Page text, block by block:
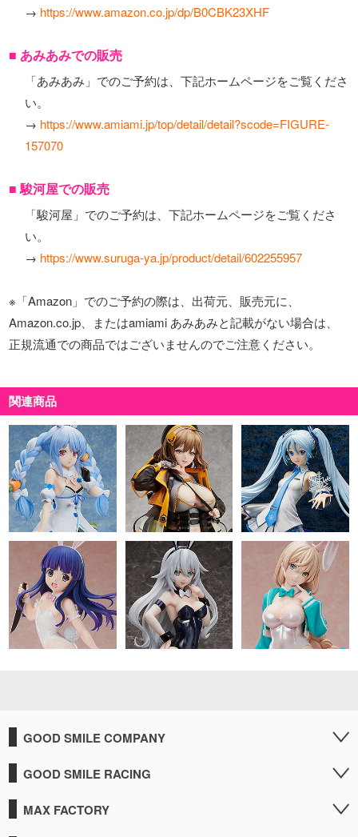
→ https://www.amazon.co.jp/dp/B0CBK23XHF
■ あみあみでの販売
「あみあみ」でのご予約は、下記ホームページをご覧くださ
い。
→ https://www.amiami.jp/top/detail/detail?scode=FIGURE-
157070
■ 駿河屋での販売
「駿河屋」でのご予約は、下記ホームページをご覧くださ
い。
→ https://www.suruga-ya.jp/product/detail/602255957
※「Amazon」でのご予約の際は、出荷元、販売元に、
Amazon.co.jp、またはamiami あみあみと記載がない場合は、
正規流通での商品ではございませんのでご注意ください。
関連商品
GOOD SMILE COMPANY
GOOD SMILE RACING
MAX FACTORY